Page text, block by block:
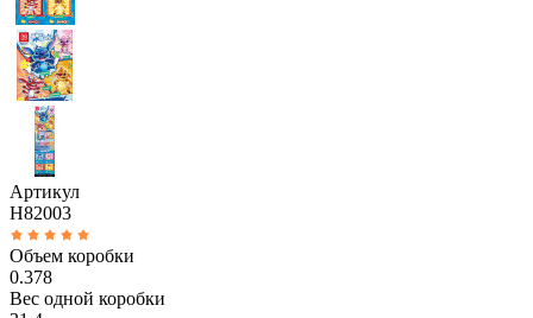
Артикул
H82003
Объем коробки
0.378
Вес одной коробки